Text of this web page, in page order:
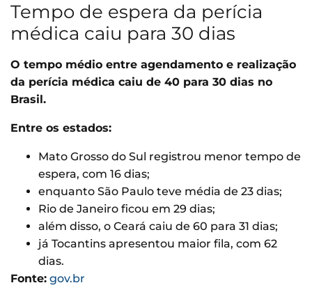
Tempo de espera da perícia
médica caiu para 30 dias
O tempo médio entre agendamento e realização
da perícia médica caiu de 40 para 30 dias no
Brasil.
Entre os estados:
Mato Grosso do Sul registrou menor tempo de
espera, com 16 dias;
enquanto São Paulo teve média de 23 dias;
Rio de Janeiro ficou em 29 dias;
além disso, o Ceará caiu de 60 para 31 dias;
já Tocantins apresentou maior fila, com 62
dias.
Fonte: gov.br